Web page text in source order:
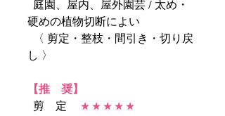
庭園、屋内、屋外園芸 / 太め・
硬めの植物切断によい
〈 剪定・整枝・間引き・切り戻
し 〉
【推 奨】
剪 定 ★ ★ ★ ★ ★